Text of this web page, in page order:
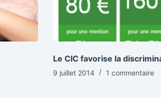
Le CIC favorise la
9 juillet 2014 1 commentaire